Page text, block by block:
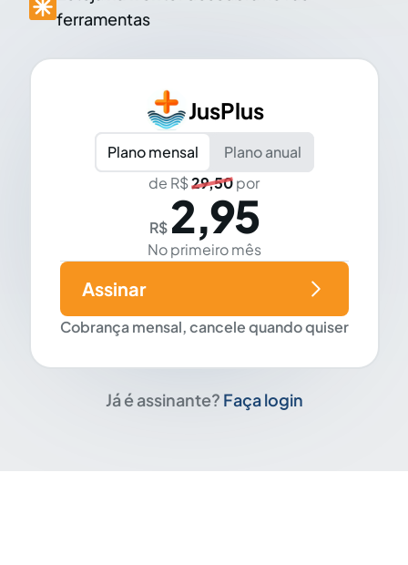
ferramentas
JusPlus
Plano mensal
Plano anual
de R$29,50por
R$ 2,95
No primeiro mês
Cobrança mensal, cancele quando quiser
Assinar
Já é assinante? Faça login